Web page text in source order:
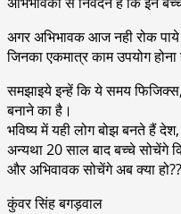
अगर अभिभावक आज नही रोक
जिनका एकमात्र काम उपयोग होना
समझाइये इन्हें कि ये समय
बनाने का है।
भविष्य में यही लोग बोझ बनते हैं
अन्यथा 20 साल बाद बच्चे सोचेंगे
और अभिवावक सोचेंगे अब क्या हो??
कुंवर सिंह बगड़वाल